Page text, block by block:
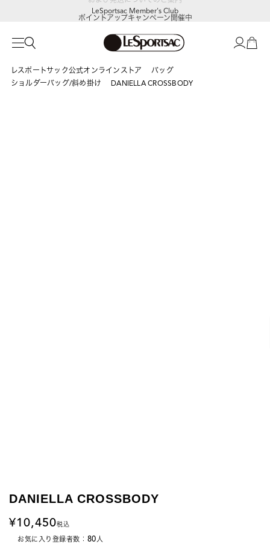
LeSportsac Member's Club
ポイントアップキャンペーン開催中
レスポートサック公式オンラインストア
バッグ
ショルダーバッグ/斜め掛け
DANIELLA CROSSBODY
DANIELLA CROSSBODY
10,450税込
お気に入り登録者数： 80人